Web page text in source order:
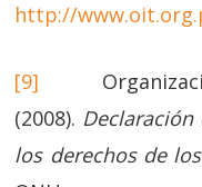
http://
[9]
(2008).
los derechos de